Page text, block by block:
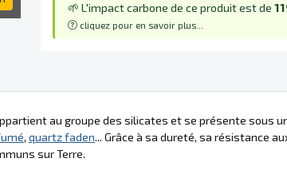
🌱 L'impact carbone de ce produit est de
cliquez pour en savoir plus...
au groupe des silicates et se présente sous
, quartz faden... Grâce à sa dureté, sa résistance
sur Terre.